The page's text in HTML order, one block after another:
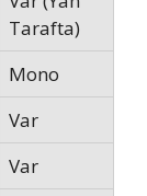
Tarafta)
Mono
Var
Var